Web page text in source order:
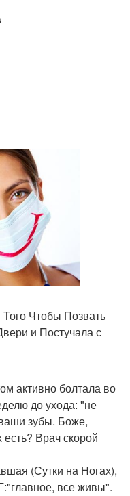
Чтобы Позвать
и Постучала с
активно болтала во
до ухода: "не
зубы. Боже,
Врач скорой
(Сутки на Ногах),
все живы".